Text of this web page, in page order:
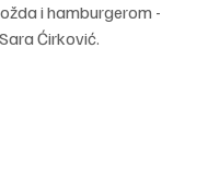
i hamburgerom -
Ćirković.